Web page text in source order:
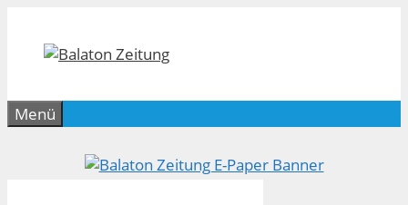
springen
Menü